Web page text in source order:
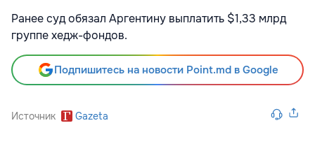
Ранее суд обязал Аргентину выплатить $1,33 млрд
группе хедж-фондов.
Подпишитесь на новости Point.md в Google
Источник Gazeta